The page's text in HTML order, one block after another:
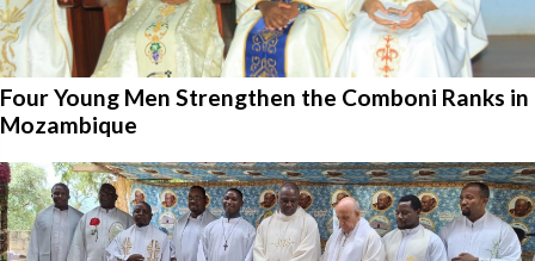
Four Young Men Strengthen the Comboni Ranks in
Mozambique